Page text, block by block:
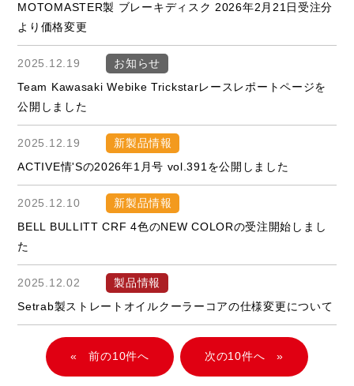
MOTOMASTER製 ブレーキディスク 2026年2月21日受注分
より価格変更
2025.12.19
お知らせ
Team Kawasaki Webike Trickstarレースレポートページを
公開しました
2025.12.19
新製品情報
ACTIVE情'Sの2026年1月号 vol.391を公開しました
2025.12.10
新製品情報
BELL BULLITT CRF 4色のNEW COLORの受注開始しまし
た
2025.12.02
製品情報
Setrab製ストレートオイルクーラーコアの仕様変更について
« »